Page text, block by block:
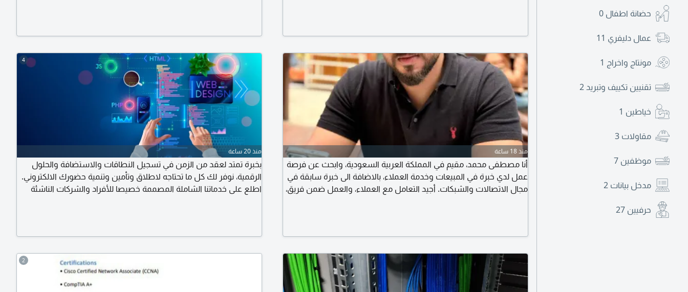
حضانة اطفال 0
عمال دليفري 11
مونتاج واخراج 1
تقنيين تكييف وتبريد2
خياطين 1
مقاولات 3
موظفين 7
مدخل بيانات 2
حرفيين 27
منذ 18 ساعة
أنا مصطفى محمد، مقيم في المملكة العربية السعودية، وابحث عن فرصة
عمل لدي خبرة في المبيعات وخدمة العملاء، بالاضافة الى خبرة سابقة في
مجال الاتصالات والشبكات. أجيد التعامل مع العملاء، والعمل ضمن فريق،
4
منذ 20 ساعة
بخبرة تمتد لعقد من الزمن في تسجيل النطاقات والاستضافة والحلول
الرقمية، نوفر لك كل ما تحتاجه لاطلاق وتأمين وتنمية حضورك الالكتروني.
اطلع على خدماتنا الشاملة المصممة خصيصا للأفراد والشركات الناشئة
بالجملة احصل
2